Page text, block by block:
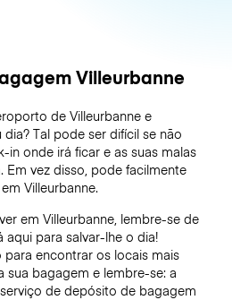
Villeurbanne
de Villeurbanne e
Tal pode ser difícil se não
in onde irá ficar e as suas malas
vez disso, pode facilmente
Villeurbanne.
em Villeurbanne, lembre-se de
para salvar-lhe o dia!
encontrar os locais mais
bagagem e lembre-se: a
de depósito de bagagem